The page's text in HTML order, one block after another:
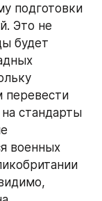
подготовки
Это не
будет
перевести
стандарты
военных